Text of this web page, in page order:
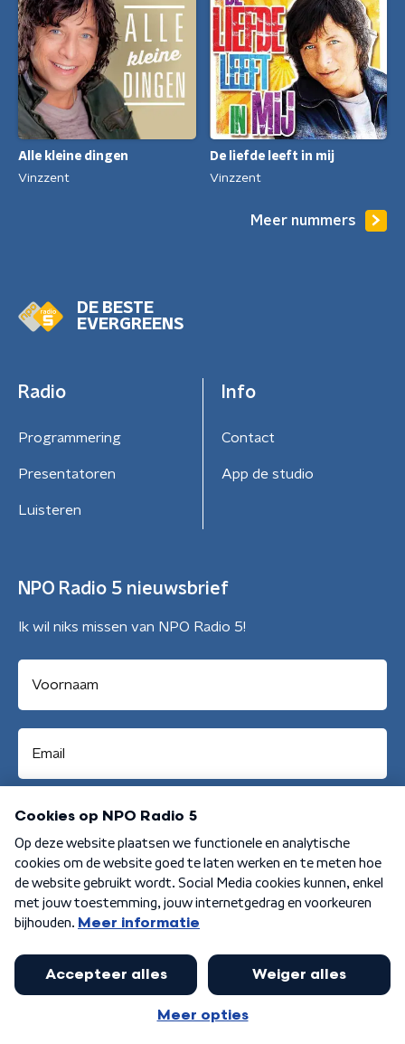
Alle kleine dingen
Vinzzent
De liefde leeft in mij
Vinzzent
Meer nummers
DE BESTE
EVERGREENS
Radio
Programmering
Presentatoren
Luisteren
Info
Contact
App de studio
NPO Radio 5 nieuwsbrief
Ik wil niks missen van NPO Radio 5!
Aanmelden
Algemene voorwaarden